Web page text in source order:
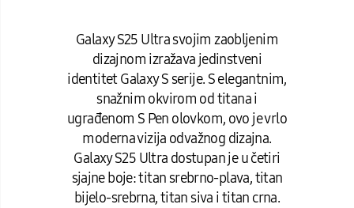
Galaxy S25 Ultra svojim zaobljenim
dizajnom izražava jedinstveni
identitet Galaxy S serije. S elegantnim,
snažnim okvirom od titana i
ugrađenom S Pen olovkom, ovo je vrlo
moderna vizija odvažnog dizajna.
Galaxy S25 Ultra dostupan je u četiri
sjajne boje: titan srebrno-plava, titan
bijelo-srebrna, titan siva i titan crna.